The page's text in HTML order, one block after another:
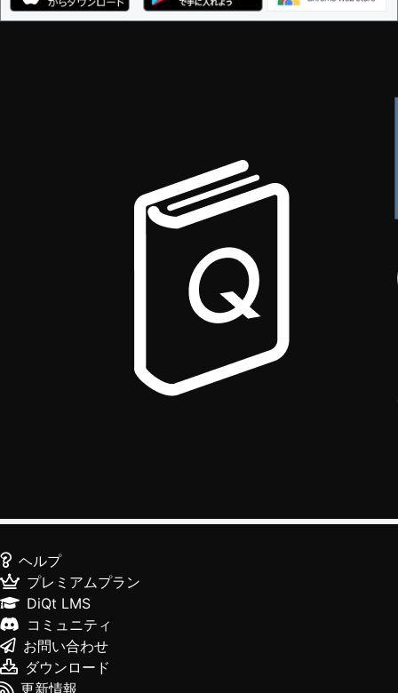
ヘルプ
プレミアムプラン
DiQt LMS
コミュニティ
お問い合わせ
ダウンロード
更新情報